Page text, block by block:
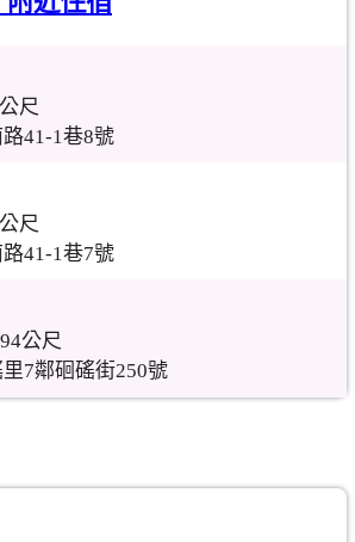
尺
41-1巷8號
尺
41-1巷7號
公尺
7鄰硘磘街250號